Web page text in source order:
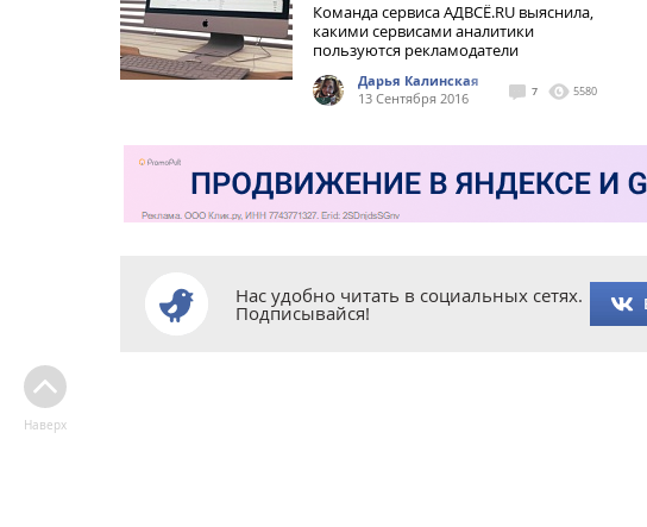
Команда сервиса АДВСЁ.RU выяснила,
какими сервисами аналитики
пользуются рекламодатели
Дарья Калинская
13 Сентября 2016
7 5580
Нас удобно читать в социальных сетях.
Подписывайся!
Наверх